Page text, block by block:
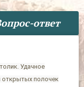
ответ
Удачное
полочек